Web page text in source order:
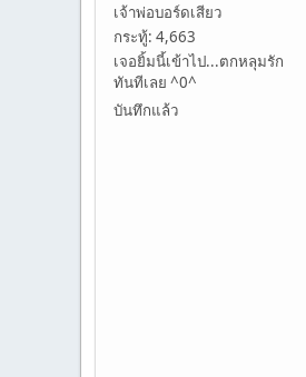
เจ้าพ่อบอร์ดเสียว
กระทู้: 4,663
เจอยิ้มนี้เข้าไป...ตกหลุมรัก
ทันทีเลย ^0^
บันทึกแล้ว